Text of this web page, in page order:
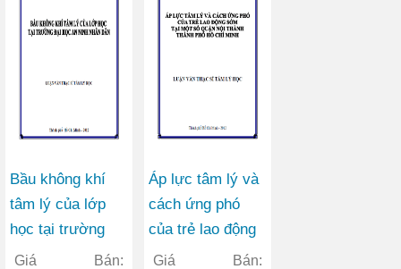
Bầu không khí
tâm lý của lớp
học tại trường
đại học An ninh
Giá Bán:
Áp lực tâm lý và
cách ứng phó
của trẻ lao động
sớm tại một số
Giá Bán: